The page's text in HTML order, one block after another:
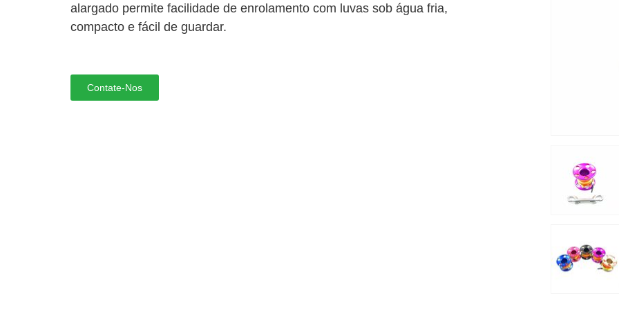
alargado permite facilidade de enrolamento com luvas sob água fria,
compacto e fácil de guardar.
Contate-Nos